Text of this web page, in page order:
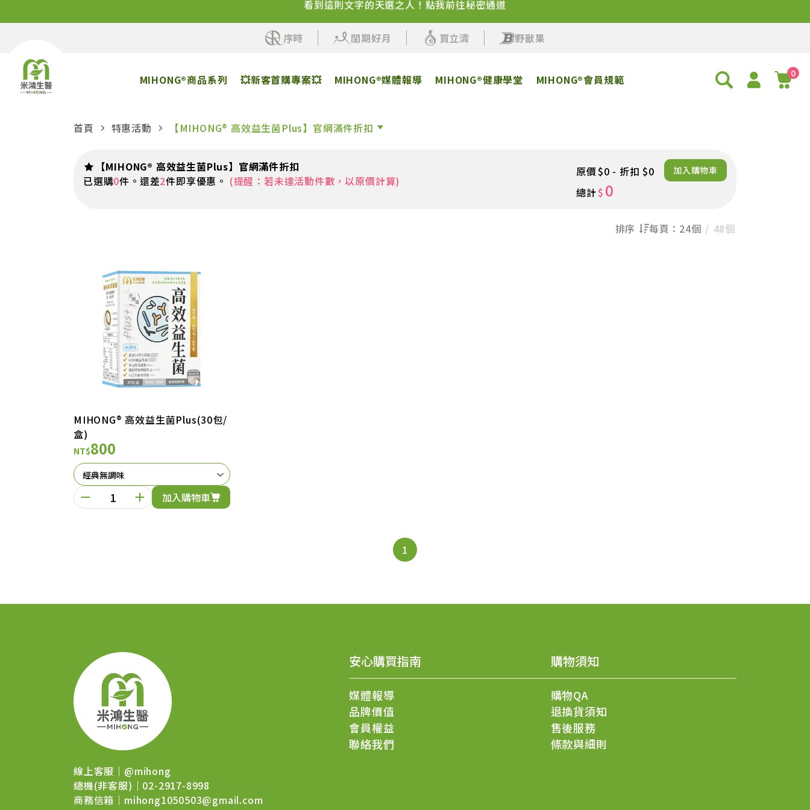
✨品牌感謝祭來了！百卡蛋白飲+人氣保健活動即將開始
序時
閨期好月 買立清 野獸果
MIHONG®商品系列 💥新客首購專案💥 MIHONG®媒體報導 MIHONG®健康學堂 MIHONG®會員規範 0
首頁 特惠活動 【MIHONG® 高效益生菌Plus】官網滿件折扣
【MIHONG® 高效益生菌Plus】官網滿件折扣
已選購0件。還差2件即享優惠。 (提醒：若未達活動件數，以原價計算)
加入購物車
原價$0 - 折扣 $0
總計$ 0
排序 每頁： 24個 48個
MIHONG® 高效益生菌Plus(30包/
盒)
NT$800
加入購物車
1
線上客服｜ @mihong
總機(非客服)｜02-2917-8998
商務信箱｜ mihong1050503@gmail.com
安心購買指南
媒體報導
品牌價值
會員權益
聯絡我們
購物須知
購物QA
退換貨須知
售後服務
條款與細則